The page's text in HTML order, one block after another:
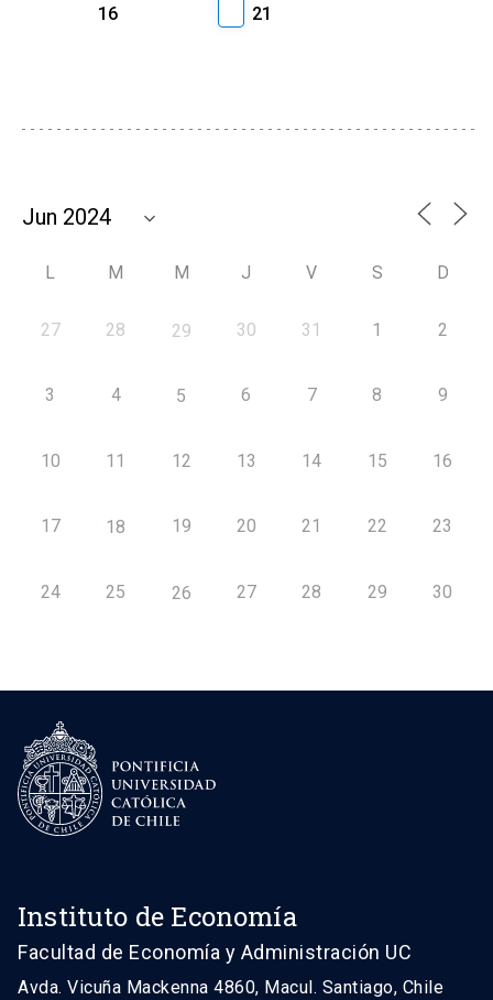
16
21
L M M J V S D
27 28 29 30 31 1 2
3 4 5 6 7 8 9
10 11 12 13 14 15 16
17 18 19 20 21 22 23
24 25 26 27 28 29 30
Instituto de Economía
Facultad de Economía y Administración UC
Avda. Vicuña Mackenna 4860, Macul. Santiago, Chile